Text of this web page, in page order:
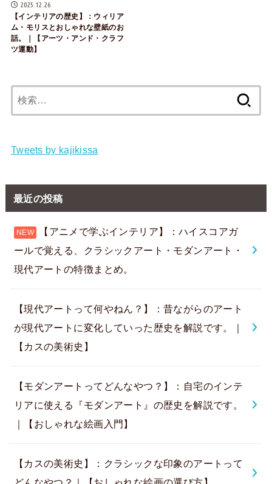
2025.12.26
【インテリアの歴史】：ウィリア
ム・モリスとおしゃれな壁紙のお
話。｜【アーツ・アンド・クラフ
ツ運動】
索:
Tweets by kajikissa
最近の投稿
【アニメで学ぶインテリア】：ハイスコアガ
ールで覚える、クラシックアート・モダンアート・
現代アートの特徴まとめ。
【現代アートって何やねん？】：昔ながらのアート
が現代アートに変化していった歴史を解説です。｜
【カスの美術史】
【モダンアートってどんなやつ？】：自宅のインテ
リアに使える『モダンアート』の歴史を解説です。
｜【おしゃれな絵画入門】
【カスの美術史】：クラシックな印象のアートって